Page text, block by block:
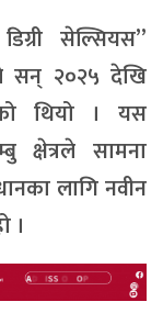
सेल्सियस”
सन् २०२५ देखि
थियो । यस
क्षेत्रले सामना
लागि नवीन
।